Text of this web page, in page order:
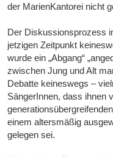
der MarienKantorei nicht
Der Diskussionsprozess
jetzigen Zeitpunkt
wurde ein „Abgang“
zwischen Jung und Alt
Debatte keineswegs –
SängerInnen, dass ihnen
einem altersmäßig
gelegen sei.